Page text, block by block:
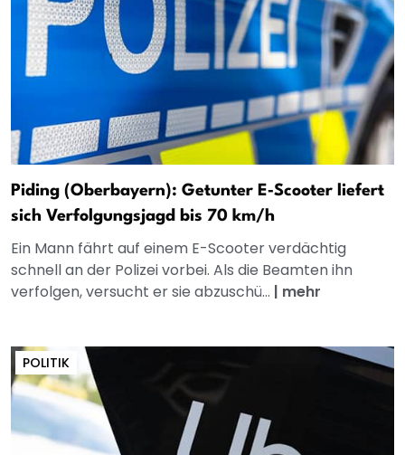
Piding (Oberbayern): Getunter E‑Scooter liefert
sich Verfolgungsjagd bis 70 km/h
Ein Mann fährt auf einem E-Scooter verdächtig
schnell an der Polizei vorbei. Als die Beamten ihn
verfolgen, versucht er sie abzuschü... | mehr
POLITIK